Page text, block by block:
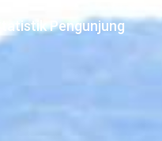
Statistik Pengunjung